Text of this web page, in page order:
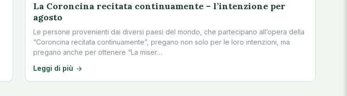
La Coroncina recitata continuamente – l’intenzione per
agosto
Le persone provenienti dai diversi paesi del mondo, che partecipano all’opera della
“Coroncina recitata continuamente”, pregano non solo per le loro intenzioni, ma
pregano anche per ottenere “La miser…
Leggi di più